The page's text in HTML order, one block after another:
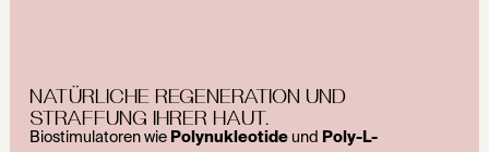
NATÜRLICHE REGENERATION UND
STRAFFUNG IHRER HAUT.
Biostimulatoren wie Polynukleotideund Poly-L-